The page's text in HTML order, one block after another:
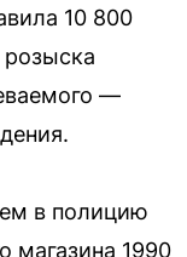
10 800
розыска
—
в полицию
магазина 1990